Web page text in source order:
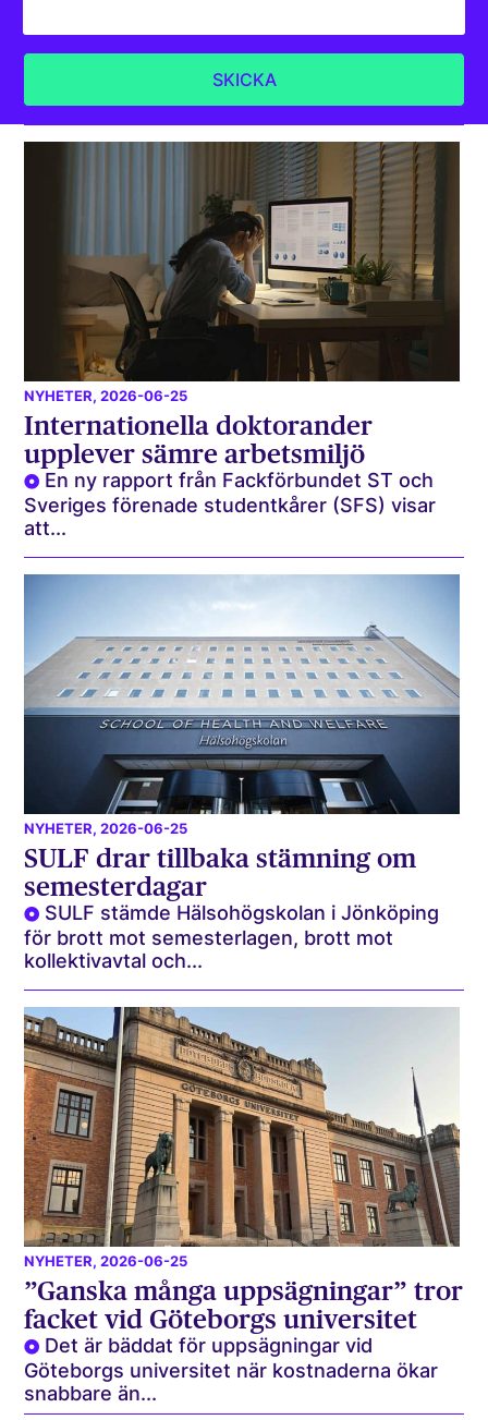
NYHETER, 2026-06-25
Internationella doktorander
upplever sämre arbetsmiljö
En ny rapport från Fackförbundet ST och
Sveriges förenade studentkårer (SFS) visar
att...
NYHETER, 2026-06-25
SULF drar tillbaka stämning om
semesterdagar
SULF stämde Hälsohögskolan i Jönköping
för brott mot semesterlagen, brott mot
kollektivavtal och...
NYHETER, 2026-06-25
”Ganska många uppsägningar” tror
facket vid Göteborgs universitet
Det är bäddat för uppsägningar vid
Göteborgs universitet när kostnaderna ökar
snabbare än...